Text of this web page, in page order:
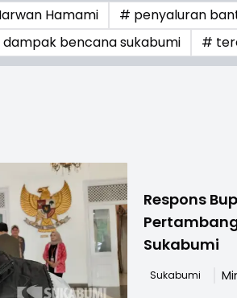
Hamami
# penyaluran
bencana sukabumi
#
Respons
Sukabumi
Sukabumi